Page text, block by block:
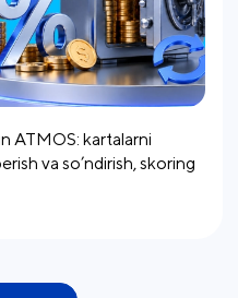
ATMOS: kartalarni
va so’ndirish, skoring